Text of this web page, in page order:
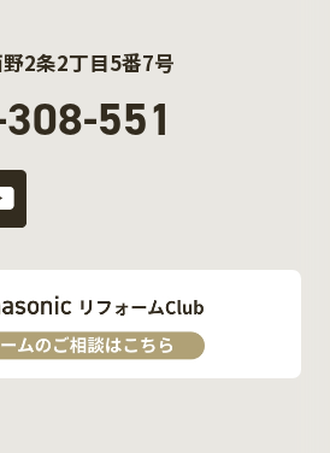
2条2丁目5番7号
551